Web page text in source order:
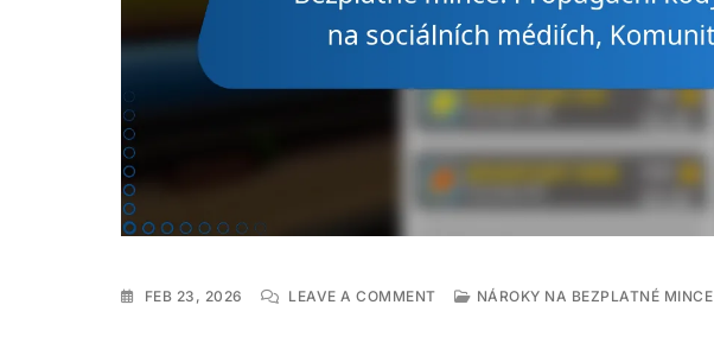
FEB 23, 2026 LEAVE A COMMENTON
NÁROKY NA BEZPLATNÉ MINCE